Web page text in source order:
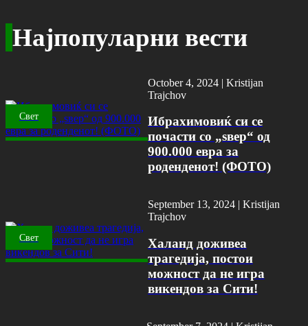
Најпопуларни вести
Свет
October 4, 2024 |Kristijan
Trajchov
Ибрахимовиќ си се
почасти со „ѕвер“ од
900.000 евра за
роденденот! (ФОТО)
Свет
September 13, 2024 | Kristijan
Trajchov
Халанд доживеа
трагедија, постои
можност да не игра
викендов за Сити!